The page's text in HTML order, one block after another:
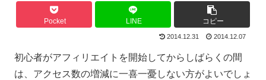
Pocket LINE コピー
2014.12.31 2014.12.07
初心者がアフィリエイトを開始してからしばらくの間
は、アクセス数の増減に一喜一憂しない方がよいでしょ